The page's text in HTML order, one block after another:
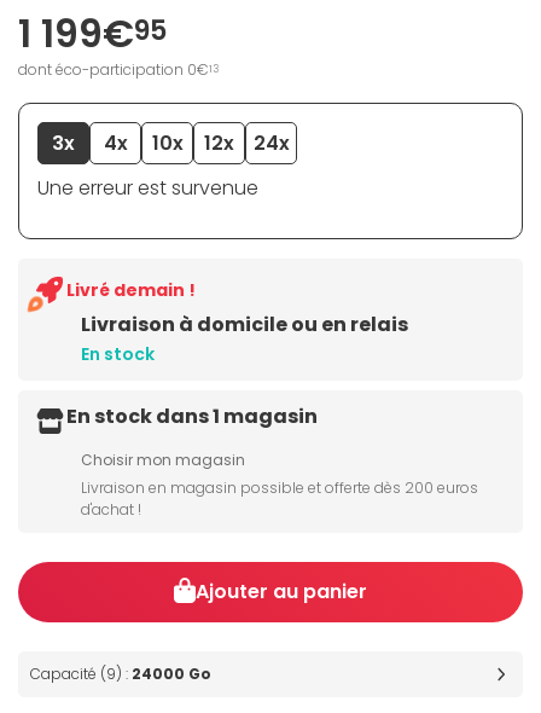
1 199€95
dont éco-participation 0€13
3x 4x 10x 12x
24x
Une erreur est survenue
Livraison à domicile ou en relais
En stock
Livré demain !
En stock dans 1 magasin
Choisir mon magasin
Livraison en magasin possible et offerte dès 200 euros
d'achat !
Ajouter au panier
Capacité (9) : 24000 Go